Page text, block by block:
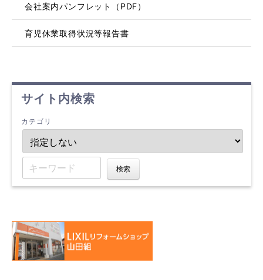
会社案内パンフレット（PDF）
育児休業取得状況等報告書
サイト内検索
カテゴリ